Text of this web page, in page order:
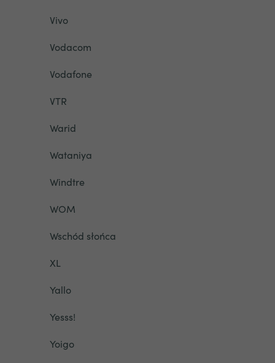
Vivo
Vodacom
Vodafone
VTR
Warid
Wataniya
Windtre
WOM
Wschód słońca
XL
Yallo
Yesss!
Yoigo